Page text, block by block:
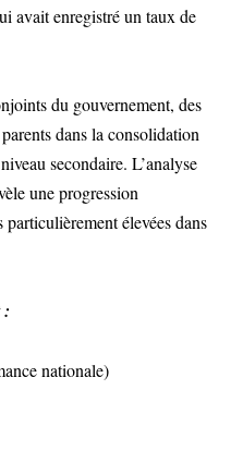
avait enregistré un taux de
du gouvernement, des
dans la consolidation
secondaire. L’analyse
une progression
particulièrement élevées dans
:
nationale)